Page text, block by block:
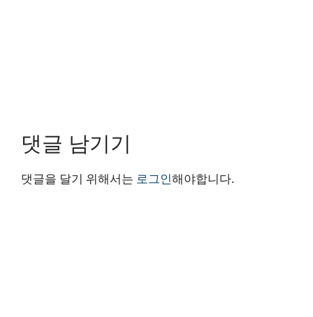
댓글 남기기
댓글을 달기 위해서는 로그인해야합니다.